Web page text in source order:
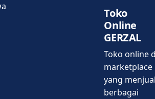
Toko
Online
GERZAL
Toko online
marketplace
yang
berbagai